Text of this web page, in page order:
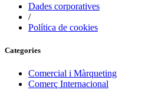
Dades corporatives
/
Política de cookies
Categories
Comercial i Màrqueting
Comerç Internacional